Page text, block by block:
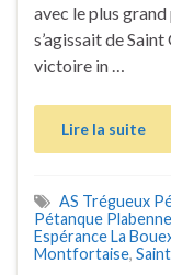
avec le plus
s’agissait de
victoire in …
Lire la suite
AS Trégueux
Pétanque
Espérance La
Montfortaise,